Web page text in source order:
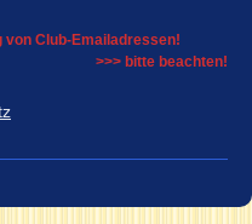
Club-Emailadressen!
>>> bitte beachten!